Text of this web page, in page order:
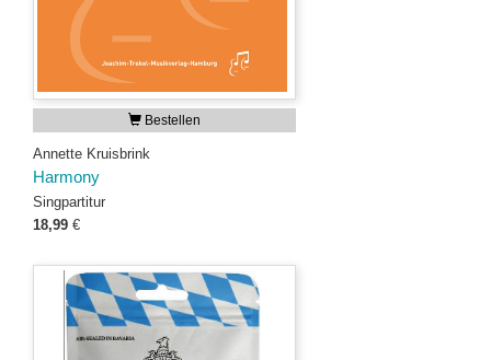
Bestellen
Annette Kruisbrink
Harmony
Singpartitur
18,99 €